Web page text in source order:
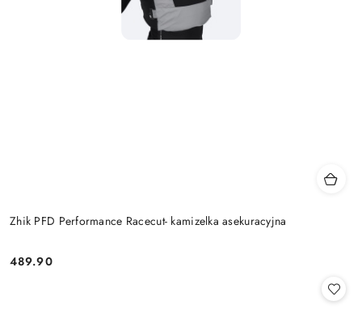
Zhik PFD Performance Racecut- kamizelka asekuracyjna
Cena:
489.90